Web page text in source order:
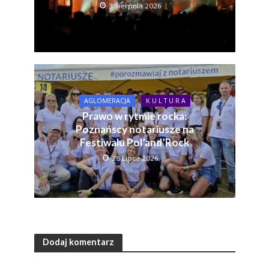
3 Sierpnia 2026
AGLOMERACJA K U L T U R A
Prawo w rytmie rocka:
Poznańscy notariusze na
Festiwalu Pol’and’Rock
28 Lipca 2026
Dodaj komentarz